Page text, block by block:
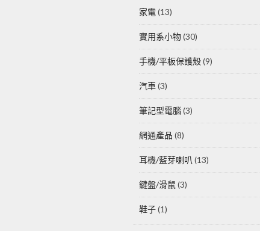
家電 (13)
實用系小物(30)
手機/平板保護殼(9)
汽車 (3)
筆記型電腦(3)
網通產品 (8)
耳機/藍芽喇叭 (13)
鍵盤/滑鼠 (3)
鞋子(1)